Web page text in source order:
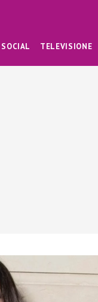
SOCIAL TELEVISIONE